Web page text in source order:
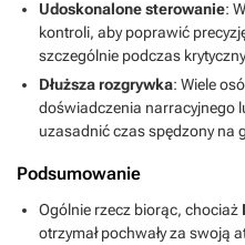
Udoskonalone sterowanie:
kontroli, aby poprawić
szczególnie podczas
Dłuższa rozgrywka: Wiele
doświadczenia narracyjnego
uzasadnić czas spędzony na
Podsumowanie
Ogólnie rzecz biorąc, chociaż
otrzymał pochwały za swoją